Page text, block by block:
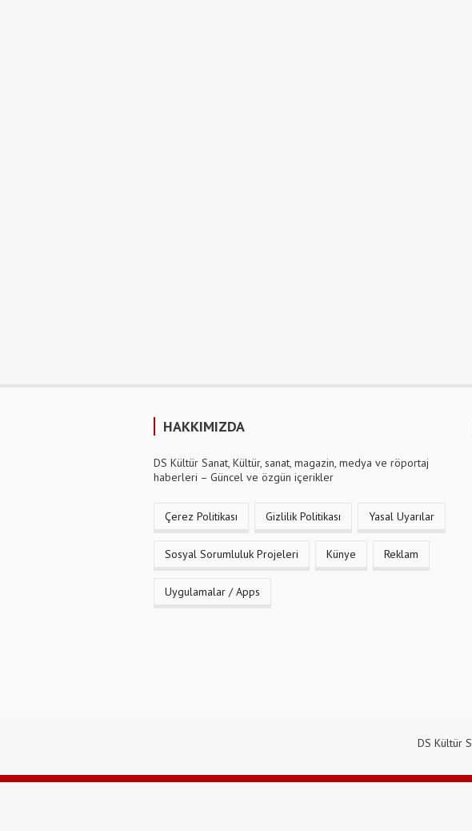
HAKKIMIZDA
DS Kültür Sanat, Kültür, sanat, magazin, medya ve röportaj
haberleri – Güncel ve özgün içerikler
Çerez Politikası Gizlilik Politikası Yasal Uyarılar
Sosyal Sorumluluk Projeleri Künye Reklam
Uygulamalar / Apps
DS Kültür